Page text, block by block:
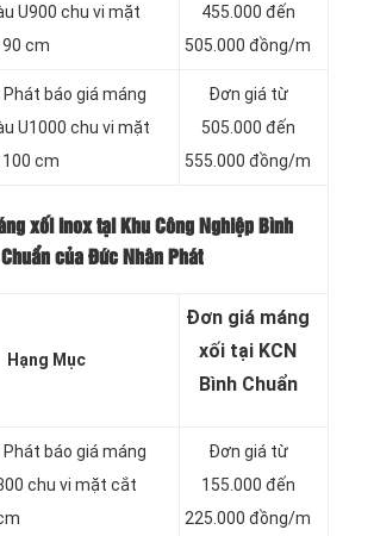
U900 chu vi mặt
cm
455.000 đến
505.000 đồng/m
báo giá máng
U1000 chu vi mặt
cm
Đơn giá từ
505.000 đến
555.000 đồng/m
xối inox tại Khu Công Nghiệp Bình
Chuẩn của Đức Nhân Phát
Hạng Mục
Đơn giá máng
xối tại KCN
Bình Chuẩn
báo giá máng
chu vi mặt cắt
Đơn giá từ
155.000 đến
225.000 đồng/m